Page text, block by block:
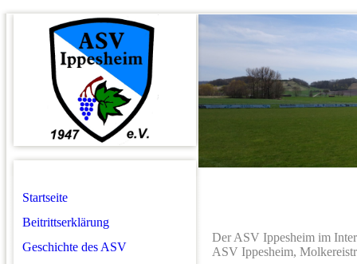
Startseite
Beitrittserklärung
Geschichte des ASV
Der ASV Ippesheim im
ASV Ippesheim,